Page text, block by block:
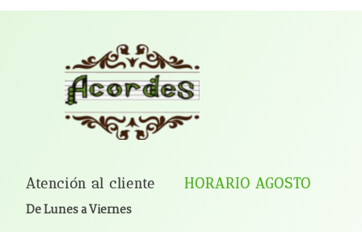
Atención al cliente HORARIO AGOSTO
De Lunes a Viernes